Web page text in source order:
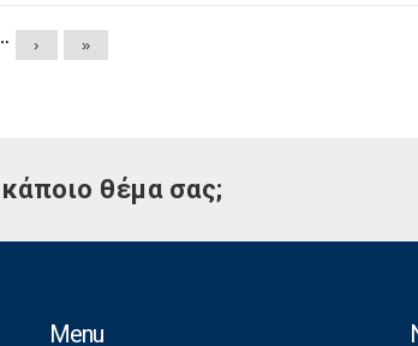
› »
θέμα σας;
Menu